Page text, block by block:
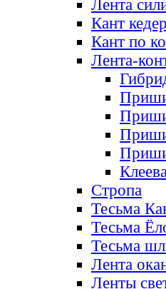
Лента
Кант кедер
Кант по
Лента-
Стропа
Тесьма
Тесьма
Тесьма
Лента
Ленты